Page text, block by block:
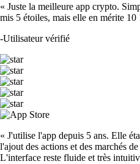
« Juste la meilleure app crypto.
mis 5 étoiles, mais elle en mérite 10
-Utilisateur vérifié
« J'utilise l'app depuis 5 ans. Elle
l'ajout des actions et des marchés
L'interface reste fluide et très